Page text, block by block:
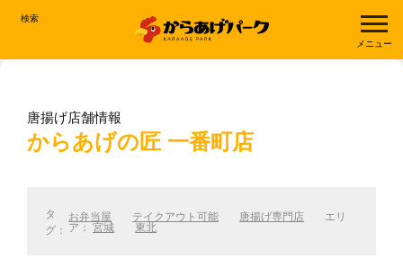
検索
メニュー
唐揚げ店舗情報
からあげの匠 一番町店
タ
グ：
お弁当屋 テイクアウト可能 唐揚げ専門店 エリ
ア：宮城 東北